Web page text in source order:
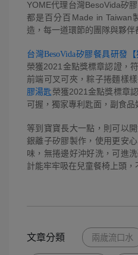
YOME代理台灣BesoVida矽
都是百分百Made in Taiwan
造，每一道環節的團隊與夥伴
台灣BesoVida矽膠餐具研發
榮獲2021金點獎標章認證，
前端可叉可夾，粽子捲麵樣
膠湯匙 榮獲2021金點獎標章
可握，獨家專利匙面，副食品
等到寶寶長大一點，則可以
銀離子矽膠製作，使用更安
味，無捲邊好沖好洗，可進
計能牢牢吸在兒童餐椅上頭，
文章分類 兩歲流口水